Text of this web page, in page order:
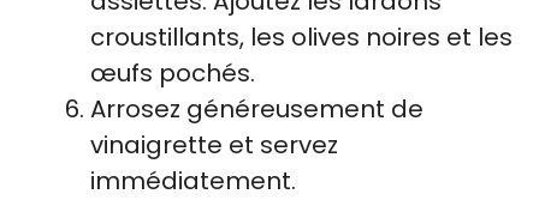
croustillants, les olives noires et les
œufs pochés.
Arrosez généreusement de
vinaigrette et servez
immédiatement.